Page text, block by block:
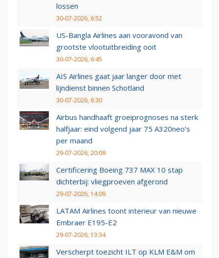
lossen
30-07-2026, 6:52
US-Bangla Airlines aan vooravond van
grootste vlootuitbreiding ooit
30-07-2026, 6:45
AIS Airlines gaat jaar langer door met
lijndienst binnen Schotland
30-07-2026, 6:30
Airbus handhaaft groeiprognoses na sterk
halfjaar: eind volgend jaar 75 A320neo’s
per maand
29-07-2026, 20:09
Certificering Boeing 737 MAX 10 stap
dichterbij: vliegproeven afgerond
29-07-2026, 14:09
LATAM Airlines toont interieur van nieuwe
Embraer E195-E2
29-07-2026, 13:34
Verscherpt toezicht ILT op KLM E&M om